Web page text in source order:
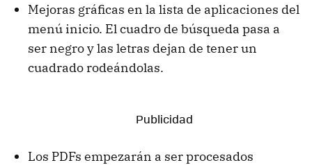
Mejoras gráficas en la lista de aplicaciones del
menú inicio. El cuadro de búsqueda pasa a
ser negro y las letras dejan de tener un
cuadrado rodeándolas.
Los PDFs empezarán a ser procesados